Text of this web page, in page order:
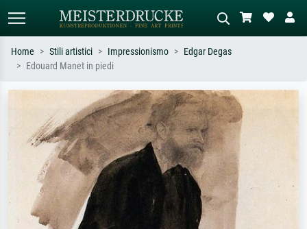
Cerca per artista, titolo o stile – es.
Monet, Notte stellata,
Impressionismo, onda di Hokusai,
nudo.
Descrivi la scena – es. prato verde,
astratto con molto rosso, dipinto a
olio scuro, nudo in piedi vicino a un
albero.
Home Stili artistici Impressionismo
Edgar Degas
Edouard Manet in piedi